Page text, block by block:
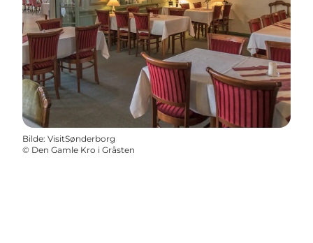
Bilde: VisitSønderborg
© Den Gamle Kro i Gråsten